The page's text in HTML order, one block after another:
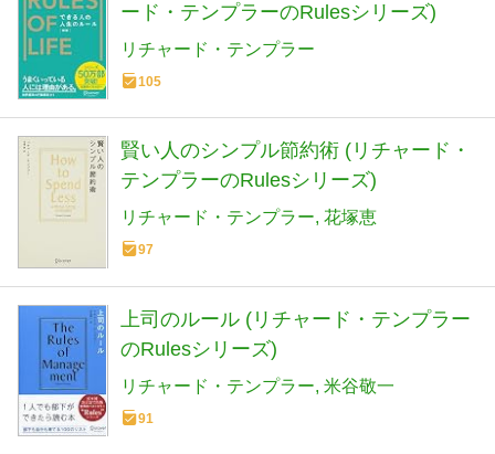
ード・テンプラーのRulesシリーズ)
リチャード・テンプラー
105
賢い人のシンプル節約術 (リチャード・
テンプラーのRulesシリーズ)
リチャード・テンプラー 花塚恵
97
上司のルール (リチャード・テンプラー
のRulesシリーズ)
リチャード・テンプラー 米谷敬一
91